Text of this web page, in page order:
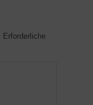
Erforderliche